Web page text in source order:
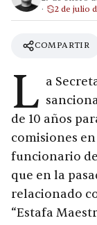
2 de julio
COMPARTIR
L a
de 10 años
comisiones
funcionario
que en la
relacionado
“Estafa